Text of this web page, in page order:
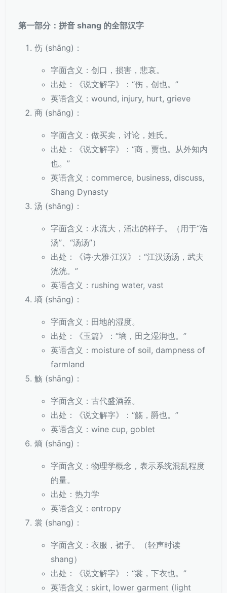
第一部分：拼音 shang 的全部汉字
伤 (shāng)：
字面含义：创口，损害，悲哀。
出处：《说文解字》：“伤，创也。”
英语含义：wound, injury, hurt, grieve
商 (shāng)：
字面含义：做买卖，讨论，姓氏。
出处：《说文解字》：“商，贾也。从外知内
也。”
英语含义：commerce, business, discuss,
Shang Dynasty
汤 (shāng)：
字面含义：水流大，涌出的样子。（用于“浩
汤”、“汤汤”）
出处：《诗·大雅·江汉》：“江汉汤汤，武夫
洸洸。”
英语含义：rushing water, vast
墒 (shāng)：
字面含义：田地的湿度。
出处：《玉篇》：“墒，田之湿润也。”
英语含义：moisture of soil, dampness of
farmland
觞 (shāng)：
字面含义：古代盛酒器。
出处：《说文解字》：“觞，爵也。”
英语含义：wine cup, goblet
熵 (shāng)：
字面含义：物理学概念，表示系统混乱程度
的量。
出处：热力学
英语含义：entropy
裳 (shang)：
字面含义：衣服，裙子。（轻声时读
shang）
出处：《说文解字》：“裳，下衣也。”
英语含义：skirt, lower garment (light